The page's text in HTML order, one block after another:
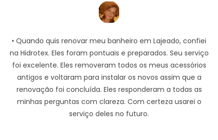
• Quando quis renovar meu banheiro em Lajeado, confiei
na Hidrotex. Eles foram pontuais e preparados. Seu serviço
foi excelente. Eles removeram todos os meus acessórios
antigos e voltaram para instalar os novos assim que a
renovação foi concluída. Eles responderam a todas as
minhas perguntas com clareza. Com certeza usarei o
serviço deles no futuro.